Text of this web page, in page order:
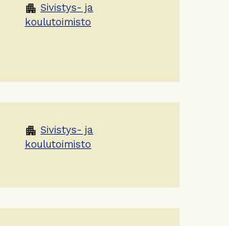
apartment Sivistys- ja
koulutoimisto
apartment Sivistys- ja
koulutoimisto